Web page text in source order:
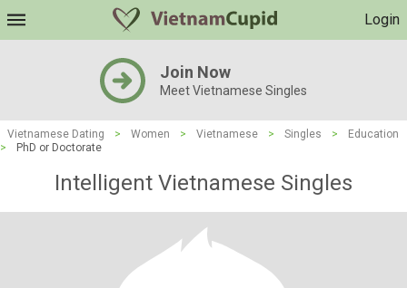
Login
Join Now
Meet Vietnamese Singles
Vietnamese Dating > Women > Vietnamese > Singles >
Education
>
PhD or Doctorate
Intelligent Vietnamese Singles